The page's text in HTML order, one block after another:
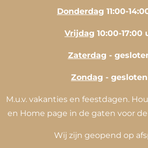
Donderdag 11:00-
Vrijdag 10:00-17:00
Zaterdag -
Zondag -
M.u.v. vakanties en feestdagen.
en Home page in de gaten voor
Wij zijn geopend op